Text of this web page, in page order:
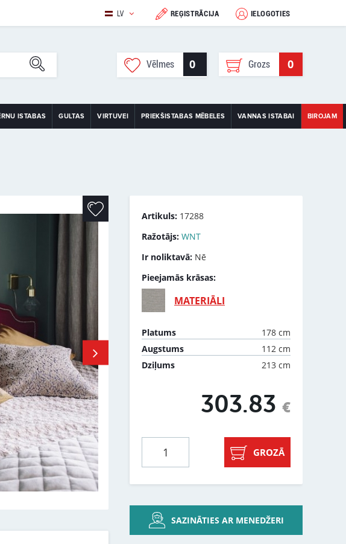
LV REĢISTRĀCIJA IELOGOTIES
Vēlmes 0 Grozs 0
ISTABAS GULTAS VIRTUVEI PRIEKŠISTABAS MĒBELES VANNAS ISTABAI BIROJAM
Artikuls: 17288
Ražotājs: WNT
Ir noliktavā: Nē
Pieejamās krāsas:
MATERIĀLI
Platums
178 cm
Augstums
112 cm
Dziļums
213 cm
303.83 €
GROZĀ
SAZINĀTIES AR MENEDŽERI